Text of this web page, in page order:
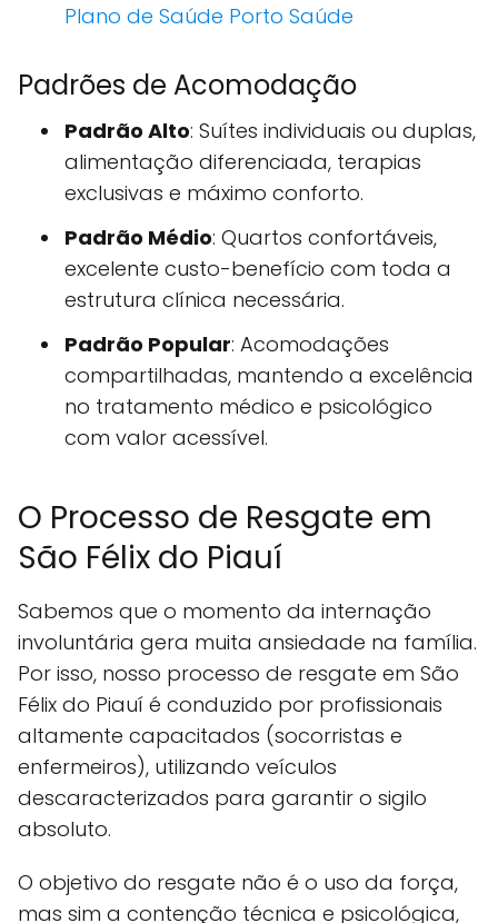
Plano de Saúde Porto Saúde
Padrões de Acomodação
Padrão Alto: Suítes individuais ou duplas,
alimentação diferenciada, terapias
exclusivas e máximo conforto.
Padrão Médio: Quartos confortáveis,
excelente custo-benefício com toda a
estrutura clínica necessária.
Padrão Popular: Acomodações
compartilhadas, mantendo a excelência
no tratamento médico e psicológico
com valor acessível.
O Processo de Resgate em
São Félix do Piauí
Sabemos que o momento da internação
involuntária gera muita ansiedade na família.
Por isso, nosso processo de resgate em São
Félix do Piauí é conduzido por profissionais
altamente capacitados (socorristas e
enfermeiros), utilizando veículos
descaracterizados para garantir o sigilo
absoluto.
O objetivo do resgate não é o uso da força,
mas sim a contenção técnica e psicológica,